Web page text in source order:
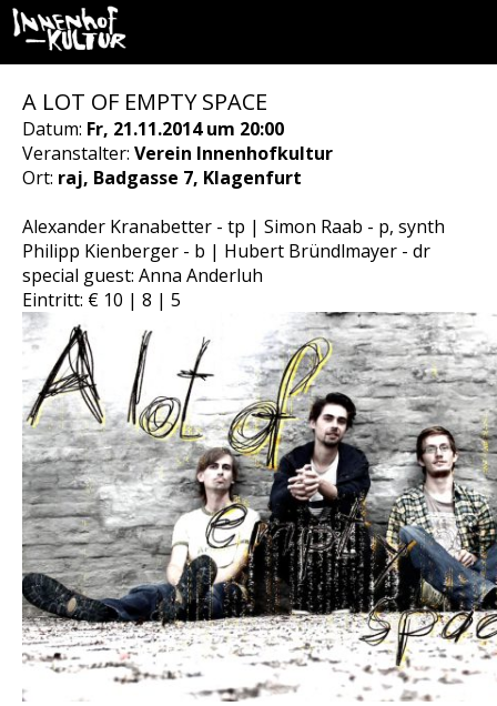
A LOT OF EMPTY SPACE
Datum: Fr, 21.11.2014 um 20:00
Veranstalter: Verein Innenhofkultur
Ort: raj, Badgasse 7, Klagenfurt
Alexander Kranabetter - tp | Simon Raab - p, synth
Philipp Kienberger - b | Hubert Bründlmayer - dr
special guest: Anna Anderluh
Eintritt: € 10 | 8 | 5